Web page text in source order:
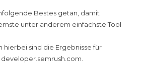
Bestes getan, damit
unter anderem einfachste Tool
hierbei sind die Ergebnisse für
developer.semrush.com.